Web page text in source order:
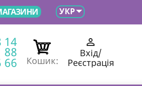
УКР
14
88
66 Кошик:

Вхід/
Реєстрація